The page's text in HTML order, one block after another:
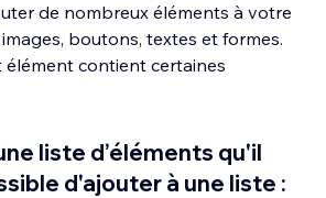
de nombreux éléments à votre
boutons, textes et formes.
élément contient certaines
liste d’éléments qu'il
d'ajouter à une liste :